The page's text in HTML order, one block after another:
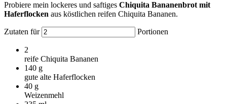
Probiere mein lockeres und saftiges Chiquita Bananenbrot mit
Haferflocken aus köstlichen reifen Chiquita Bananen.
Zutaten für Portionen
2
reife Chiquita Bananen
140 g
gute alte Haferflocken
40 g
Weizenmehl